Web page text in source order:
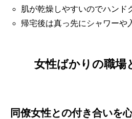
肌が乾燥しやすいのでハンド
帰宅後は真っ先にシャワーや
女性ばかりの職場
同僚女性との付き合いを